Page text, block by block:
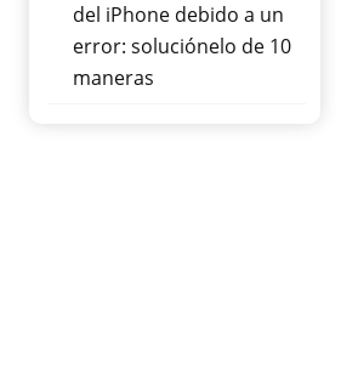
del iPhone debido a un
error: soluciónelo de 10
maneras